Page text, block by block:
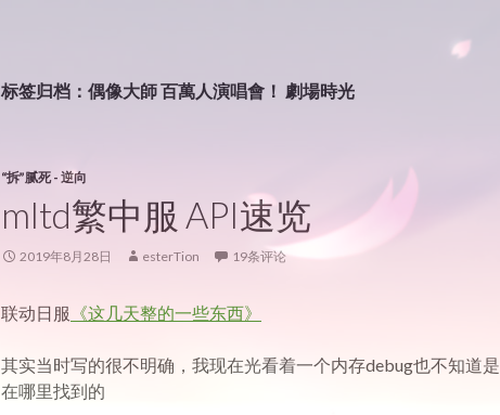
标签归档：偶像大師 百萬人演唱會！ 劇場時光
“拆”腻死 - 逆向
mltd繁中服 API速览
2019年8月28日 esterTion 19条评论
联动日服 《这几天整的一些东西》
其实当时写的很不明确，我现在光看着一个内存debug也不知道是
在哪里找到的